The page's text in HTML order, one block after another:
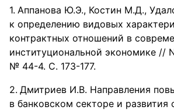
Аппанова Ю.Э., Костин М.Д.,
к определению видовых
контрактных отношений в
институциональной экономике //
№ 44-4. С. 173-177.
Дмитриев И.В. Направления
в банковском секторе и развития